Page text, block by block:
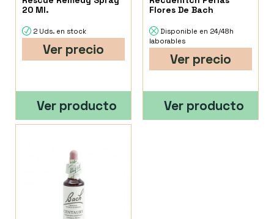
20 Ml.
2 Uds. en stock
Ver precio
Ver producto
Flores De Bach
Disponible en 24/48h
laborables
Ver precio
Ver producto